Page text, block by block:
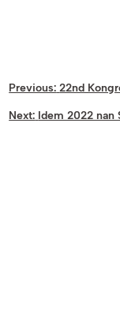
Previous: 22nd
Next: Idem 2022 nan